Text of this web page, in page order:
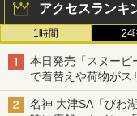
アクセスランキ
1時間 24
本日発売「スヌーピ
で着替えや荷物がス
名神 大津SA「びわ